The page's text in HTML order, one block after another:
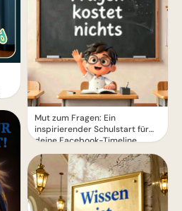
Mut zum Fragen: Ein
inspirierender Schulstart für
deine Facebook-Timeline